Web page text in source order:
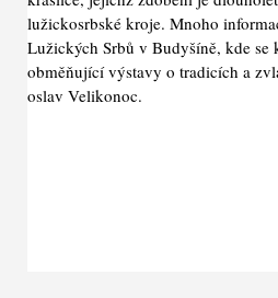
lužickosrbské kroje. Mnoho
Lužických Srbů v Budyšíně, kde se
obměňující výstavy o tradicích a
oslav Velikonoc.